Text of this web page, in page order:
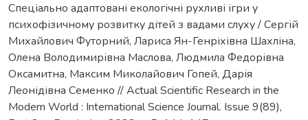
Спеціально адаптовані екологічні рухливі ігри у
психофізичному розвитку дітей з вадами слуху / Сергій
Михайлович Футорний, Лариса Ян-Генріхівна Шахліна,
Олена Володимирівна Маслова, Людмила Федорівна
Оксамитна, Максим Миколайович Гопей, Дарія
Леонідівна Семенко // Actual Scientific Research in the
Modern World : International Science Journal. Issue 9(89),